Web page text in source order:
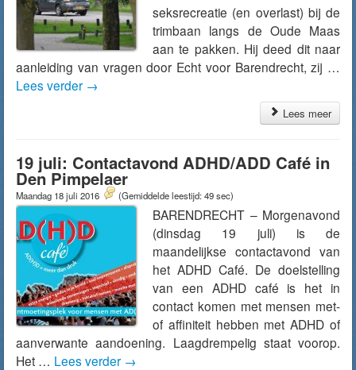
seksrecreatie (en overlast) bij de
trimbaan langs de Oude Maas
aan te pakken. Hij deed dit naar
aanleiding van vragen door Echt voor Barendrecht, zij …
Lees verder →
Lees meer
19 juli: Contactavond ADHD/ADD Café in
Den Pimpelaer
Maandag 18 juli 2016 (Gemiddelde leestijd: 49 sec)
BARENDRECHT – Morgenavond
(dinsdag 19 juli) is de
maandelijkse contactavond van
het ADHD Café. De doelstelling
van een ADHD café is het in
contact komen met mensen met-
of affiniteit hebben met ADHD of
aanverwante aandoening. Laagdrempelig staat voorop.
Het … Lees verder →